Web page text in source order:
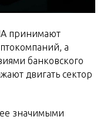
принимают
а
банковского
двигать сектор
значимыми